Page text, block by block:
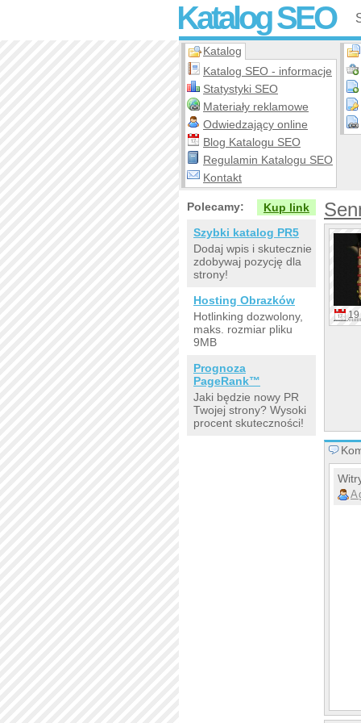
Katalog SEO
Katalog
Katalog SEO - informacje
Statystyki SEO
Materiały reklamowe
Odwiedzający online
Blog Katalogu SEO
Regulamin Katalogu SEO
Kontakt
19
Polecamy:
Kup link
Szybki katalog PR5
Dodaj wpis i skutecznie
zdobywaj pozycję dla
strony!
Hosting Obrazków
Hotlinking dozwolony,
maks. rozmiar pliku
9MB
Prognoza
PageRank™
Jaki będzie nowy PR
Twojej strony? Wysoki
procent skuteczności!